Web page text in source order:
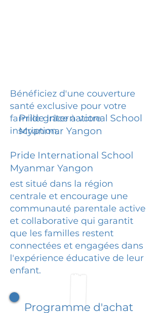
Bénéficiez d'une couverture
santé exclusive pour votre
famille grâce à votre
inscription.
Pride International School
Myanmar Yangon
Pride International School
Myanmar Yangon
est situé dans la région
centrale et encourage une
communauté parentale active
et collaborative qui garantit
que les familles restent
connectées et engagées dans
l'expérience éducative de leur
enfant.
Programme d'achat